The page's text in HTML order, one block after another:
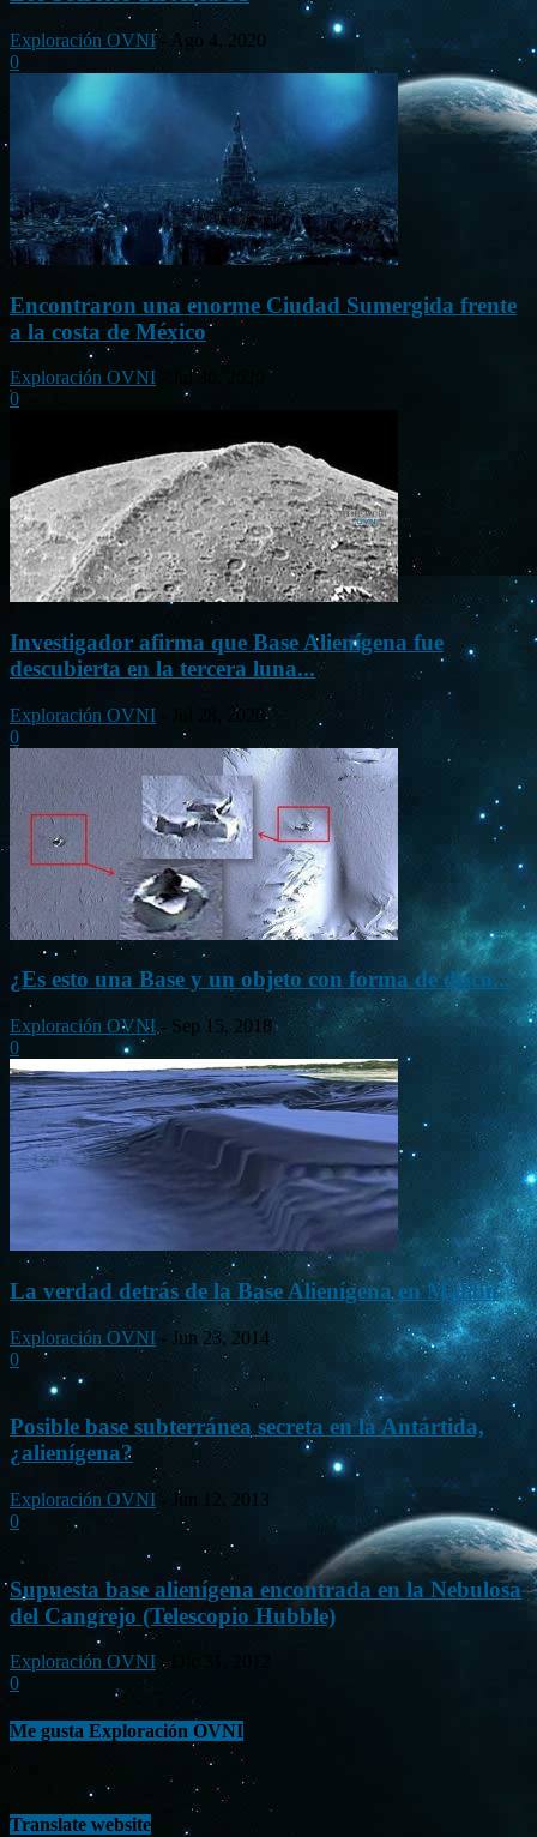
Exploración OVNI -
Ago 4, 2020
0
Encontraron una enorme Ciudad Sumergida frente
a la costa de México
Exploración OVNI
Jul 30, 2020
0
Investigador afirma que Base Alienígena fue
descubierta en la tercera luna...
Exploración OVNI
Jul 28, 2020
0
¿Es esto una Base y un objeto con forma de disco...
Exploración OVNI - Sep 15, 2018
0
La verdad detrás de la Base Alienígena en Malibú
Exploración OVNI - Jun 23, 2014
0
Posible base subterránea secreta en la Antártida,
¿alienígena?
Exploración OVNI - Jun 12, 2013
0
Supuesta base alienígena encontrada en la Nebulosa
del Cangrejo (Telescopio Hubble)
Exploración OVNI -
0
Me gusta Exploración OVNI
Translate website